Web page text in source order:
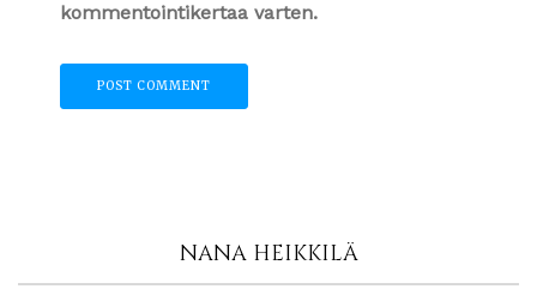
kommentointikertaa varten.
NANA HEIKKILÄ